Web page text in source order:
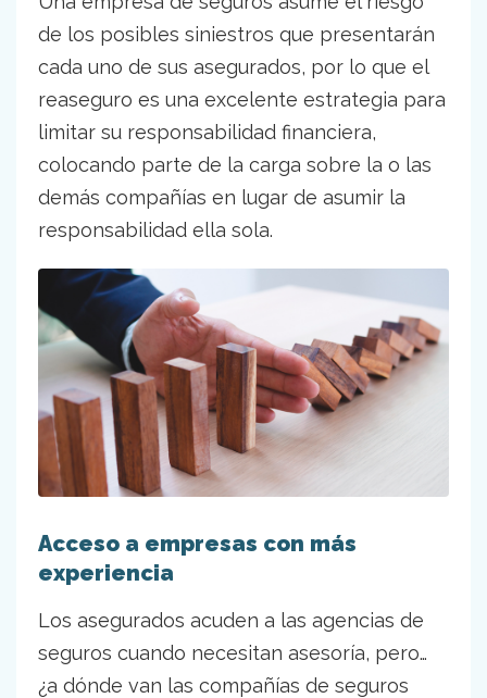
de los posibles siniestros que presentarán
cada uno de sus asegurados, por lo que el
reaseguro es una excelente estrategia para
limitar su responsabilidad financiera,
colocando parte de la carga sobre la o las
demás compañías en lugar de asumir la
responsabilidad ella sola.
Acceso a empresas con más
experiencia
Los asegurados acuden a las agencias de
seguros cuando necesitan asesoría, pero…
¿a dónde van las compañías de seguros